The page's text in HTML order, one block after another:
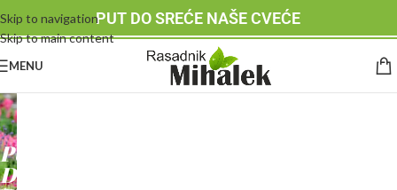
Skip to navigation
Skip to main content
PUT DO SREĆE NAŠE CVEĆE
MENU
RASADNIK
MIHALEK
PUT
DO